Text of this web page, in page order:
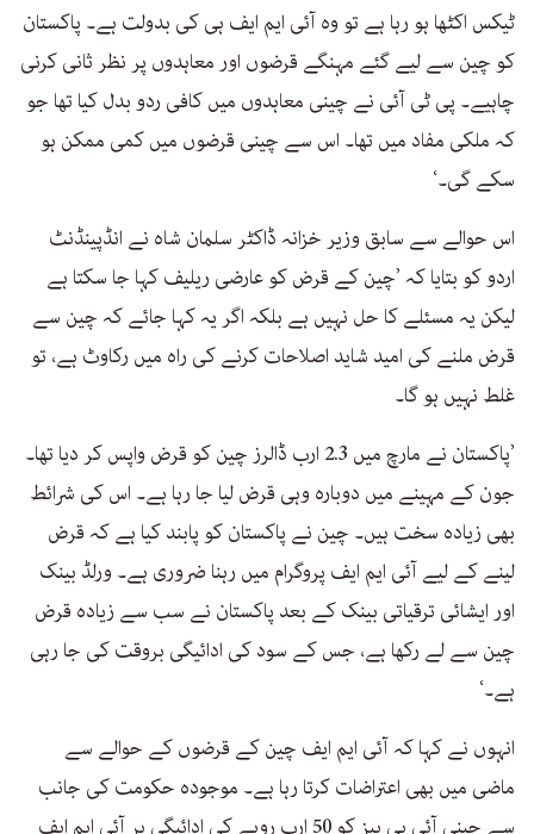
ٹیکس اکٹھا ہو رہا ہے تو وہ آئی ایم ایف ہی کی بدولت ہے۔ پاکستان
کو چین سے لیے گئے مہنگے قرضوں اور معاہدوں پر نظر ثانی کرنی
چاہیے۔ پی ٹی آئی نے چینی معاہدوں میں کافی ردو بدل کیا تھا جو
کہ ملکی مفاد میں تھا۔ اس سے چینی قرضوں میں کمی ممکن ہو
سکے گی۔‘
اس حوالے سے سابق وزیر خزانہ ڈاکٹر سلمان شاہ نے انڈپینڈنٹ
اردو کو بتایا کہ ’چین کے قرض کو عارضی ریلیف کہا جا سکتا ہے
لیکن یہ مسئلے کا حل نہیں ہے بلکہ اگر یہ کہا جائے کہ چین سے
قرض ملنے کی امید شاید اصلاحات کرنے کی راہ میں رکاوٹ ہے، تو
غلط نہیں ہو گا۔
’پاکستان نے مارچ میں 2.3 ارب ڈالرز چین کو قرض واپس کر دیا تھا۔
جون کے مہینے میں دوبارہ وہی قرض لیا جا رہا ہے۔ اس کی شرائط
بھی زیادہ سخت ہیں۔ چین نے پاکستان کو پابند کیا ہے کہ قرض
لینے کے لیے آئی ایم ایف پروگرام میں رہنا ضروری ہے۔ ورلڈ بینک
اور ایشائی ترقیاتی بینک کے بعد پاکستان نے سب سے زیادہ قرض
چین سے لے رکھا ہے، جس کے سود کی ادائیگی بروقت کی جا رہی
ہے۔‘
انہوں نے کہا کہ آئی ایم ایف چین کے قرضوں کے حوالے سے
ماضی میں بھی اعتراضات کرتا رہا ہے۔ موجودہ حکومت کی جانب
سے چینی آئی پی پیز کو 50 ارب روپے کی ادائیگی پر آئی ایم ایف